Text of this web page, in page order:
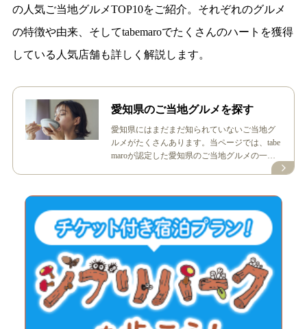
の人気ご当地グルメTOP10をご紹介。それぞれのグルメ
の特徴や由来、そしてtabemaroでたくさんのハートを獲得
している人気店舗も詳しく解説します。
愛知県のご当地グルメを探す
愛知県にはまだまだ知られていないご当地グ
ルメがたくさんあります。当ページでは、tabe
maroが認定した愛知県のご当地グルメの一覧
から、食べてみたい・知ってみたいグルメを